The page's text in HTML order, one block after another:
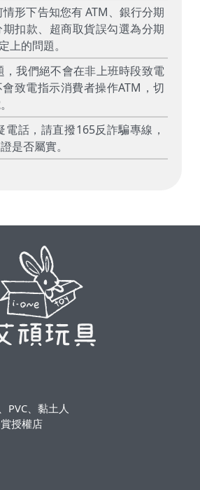
形下告知您有 ATM、銀行分期
扣款、超商取貨誤勾選為分期
上的問題。
，我們絕不會在非上班時段致電
致電指示消費者操作ATM，切
電話，請直撥165反詐騙專線，
是否屬實。
PVC、黏土人
授權店